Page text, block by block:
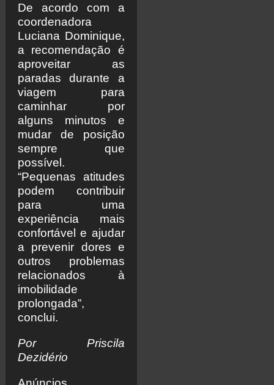
De acordo com a
coordenadora
Luciana Dominique,
a recomendação é
aproveitar as
paradas durante a
viagem para
caminhar por
alguns minutos e
mudar de posição
sempre que
possível.
“Pequenas atitudes
podem contribuir
para uma
experiência mais
confortável e ajudar
a prevenir dores e
outros problemas
relacionados à
imobilidade
prolongada”,
conclui.
Por Priscila
Dezidério